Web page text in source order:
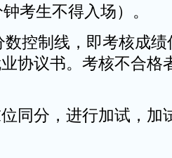
考生不得入场）。
控制线，即考核成
协议书。考核不合格
同分，进行加试，加